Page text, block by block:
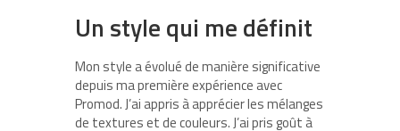
Un style qui me définit
Mon style a évolué de manière significative
depuis ma première expérience avec
Promod. J’ai appris à apprécier les mélanges
de textures et de couleurs. J’ai pris goût à